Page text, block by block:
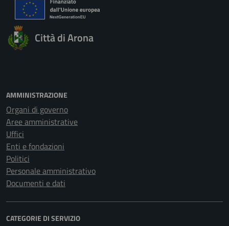
Città di Arona
AMMINISTRAZIONE
Organi di governo
Aree amministrative
Uffici
Enti e fondazioni
Politici
Personale amministrativo
Documenti e dati
CATEGORIE DI SERVIZIO